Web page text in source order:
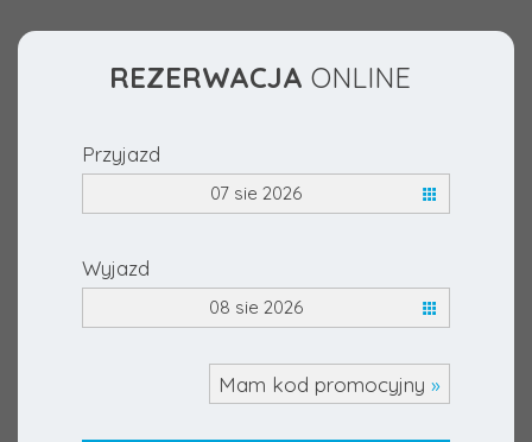
REZERWACJA ONLINE
Przyjazd
07 sie 2026
Wyjazd
08 sie 2026
Mam kod promocyjny »